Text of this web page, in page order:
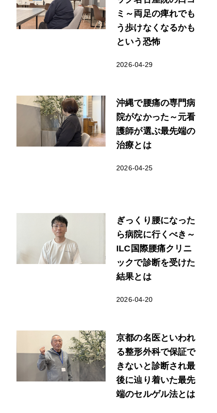
ミ～両足の痺れでも
う歩けなくなるかも
という恐怖
2026-04-29
沖縄で腰痛の専門病
院がなかった～元看
護師が選ぶ最先端の
治療とは
2026-04-25
ぎっくり腰になった
ら病院に行くべき～
ILC国際腰痛クリニ
ックで診断を受けた
結果とは
2026-04-20
京都の名医といわれ
る整形外科で保証で
きないと診断され最
後に辿り着いた最先
端のセルゲル法とは